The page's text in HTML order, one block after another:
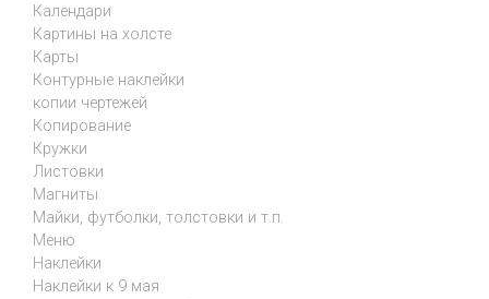
Календари
Картины на холсте
Карты
Контурные наклейки
копии чертежей
Копирование
Кружки
Листовки
Магниты
Майки, футболки, толстовки и т.п.
Меню
Наклейки
Наклейки к 9 мая